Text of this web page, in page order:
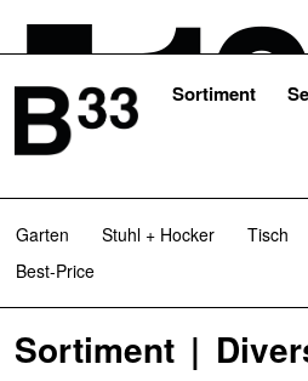
Sortiment
Garten Stuhl + Hocker Tisch
Best-Price
Sortiment